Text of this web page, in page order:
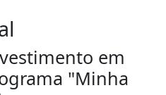
em
"Minha